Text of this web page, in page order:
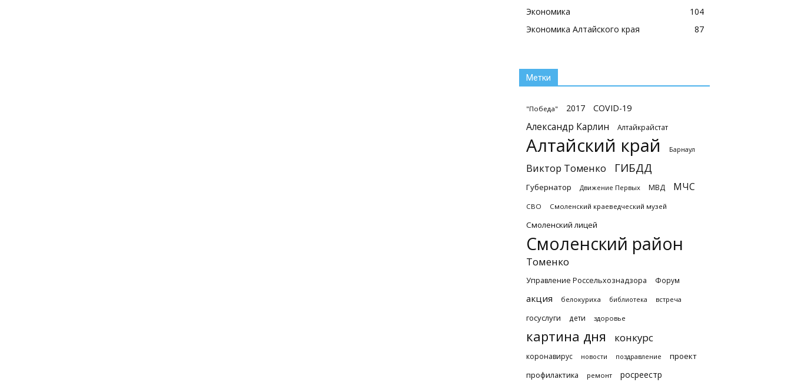
Экономика
104
Экономика Алтайского края
87
Метки
"Победа" 2017 COVID-19
Александр Карлин Алтайкрайстат
Алтайский край Барнаул
Виктор Томенко ГИБДД
Губернатор Движение Первых МВД МЧС
СВО Смоленский краеведческий музей
Смоленский лицей
Смоленский район
Томенко
Управление Россельхознадзора Форум
акция белокуриха библиотека встреча
госуслуги дети здоровье
картина дня конкурс
коронавирус новости поздравление
проект
профилактика
ремонт росреестр